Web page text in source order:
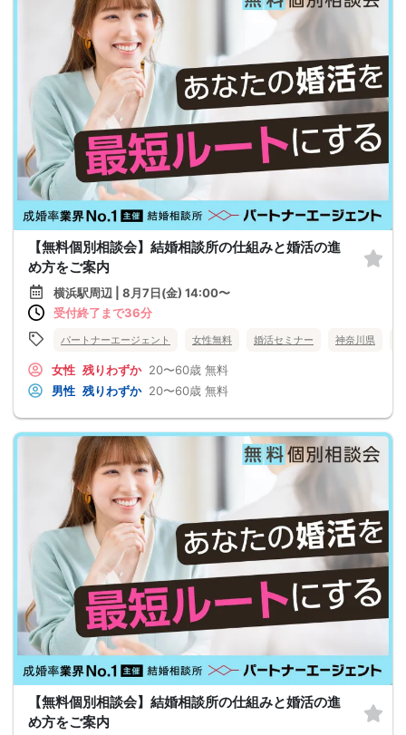
【無料個別相談会】結婚相談所の仕組みと婚活の進
め方をご案内
横浜駅周辺 | 8月7日(金) 14:00〜
受付終了まで36分
パートナーエージェント 女性無料 婚活セミナー 神奈川県
女性 残りわずか 20〜60歳 無料
男性 残りわずか 20〜60歳 無料
【無料個別相談会】結婚相談所の仕組みと婚活の進
め方をご案内